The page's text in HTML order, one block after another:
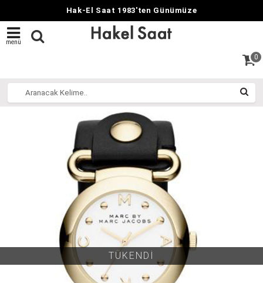
Hak-El Saat 1983'ten Günümüze
menü
0
TÜKENDİ